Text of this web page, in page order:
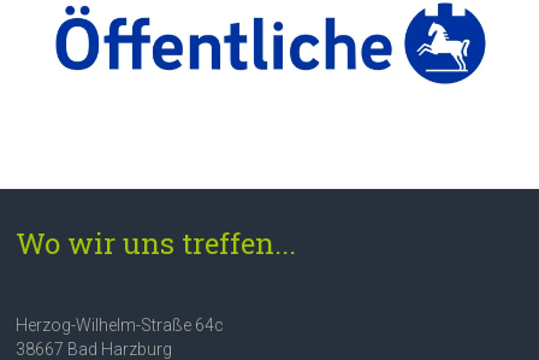
Wo wir uns treffen...
Herzog-Wilhelm-Straße 64c
38667 Bad Harzburg